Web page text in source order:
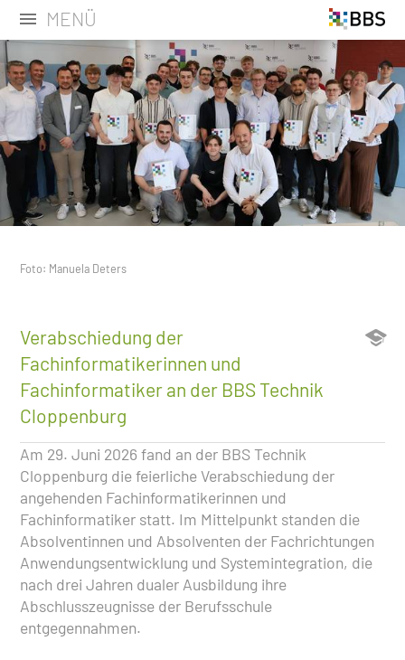
MENÜ
Foto: Manuela Deters
Verabschiedung der
Fachinformatikerinnen und
Fachinformatiker an der BBS Technik
Cloppenburg
Am 29. Juni 2026 fand an der BBS Technik
Cloppenburg die feierliche Verabschiedung der
angehenden Fachinformatikerinnen und
Fachinformatiker statt. Im Mittelpunkt standen die
Absolventinnen und Absolventen der Fachrichtungen
Anwendungsentwicklung und Systemintegration, die
nach drei Jahren dualer Ausbildung ihre
Abschlusszeugnisse der Berufsschule
entgegennahmen.